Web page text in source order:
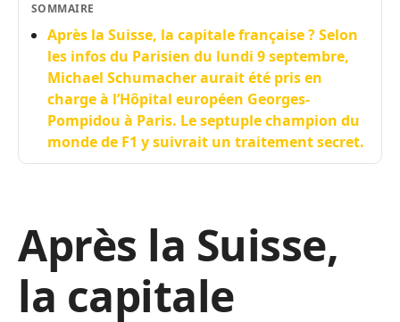
SOMMAIRE
Après la Suisse, la capitale française ? Selon
les infos du Parisien du lundi 9 septembre,
Michael Schumacher aurait été pris en
charge à l’Hôpital européen Georges-
Pompidou à Paris. Le septuple champion du
monde de F1 y suivrait un traitement secret.
Après la Suisse,
la capitale